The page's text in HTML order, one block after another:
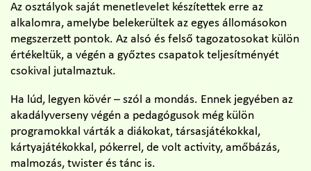
Az osztályok saját menetlevelet készítettek erre az
alkalomra, amelybe belekerültek az egyes állomásokon
megszerzett pontok. Az alsó és felső tagozatosokat külön
értékeltük, a végén a győztes csapatok teljesítményét
csokival jutalmaztuk.
Ha lúd, legyen kövér – szól a mondás. Ennek jegyében az
akadályverseny végén a pedagógusok még külön
programokkal várták a diákokat, társasjátékokkal,
kártyajátékokkal, pókerrel, de volt activity, amőbázás,
malmozás, twister és tánc is.